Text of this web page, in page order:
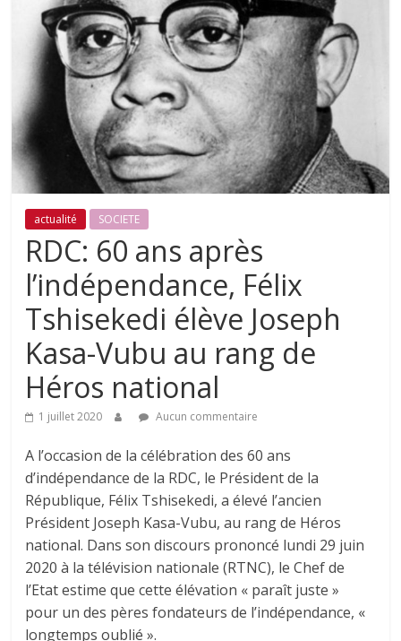
actualité SOCIETE
RDC: 60 ans après
l’indépendance, Félix
Tshisekedi élève Joseph
Kasa-Vubu au rang de
Héros national
1 juillet 2020 Aucun commentaire
A l’occasion de la célébration des 60 ans
d’indépendance de la RDC, le Président de la
République, Félix Tshisekedi, a élevé l’ancien
Président Joseph Kasa-Vubu, au rang de Héros
national. Dans son discours prononcé lundi 29 juin
2020 à la télévision nationale (RTNC), le Chef de
l’Etat estime que cette élévation « paraît juste »
pour un des pères fondateurs de l’indépendance, «
longtemps oublié ».